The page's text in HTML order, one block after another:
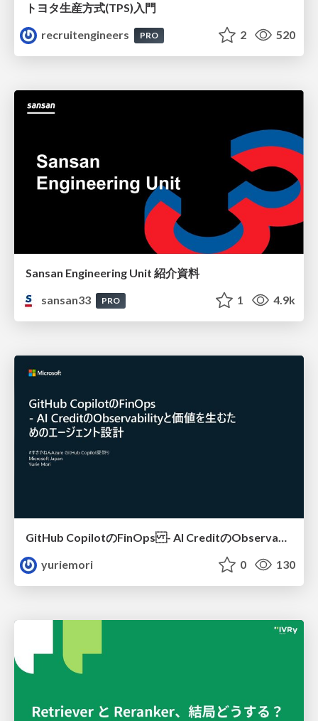
トヨタ⽣産⽅式(TPS)⼊⾨
recruitengineers
PRO 2 520
Sansan Engineering Unit 紹介資料
sansan33
PRO 1 4.9k
GitHub CopilotのFinOps - AI CreditのObservabilityと価値を生むためのエージェント設計
yuriemori
0 130